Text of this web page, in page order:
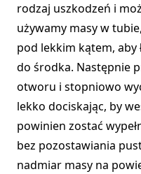
rodzaj uszkodzeń i
używamy masy w
pod lekkim kątem, aby
do środka. Następnie
otworu i stopniowo
lekko dociskając, by
powinien zostać
bez pozostawiania
nadmiar masy na